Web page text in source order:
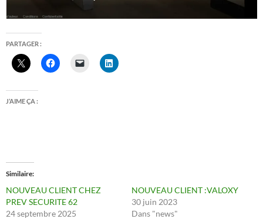
PARTAGER :
J’AIME ÇA :
Similaire
NOUVEAU CLIENT CHEZ
PREV SECURITE 62
24 septembre 2025
NOUVEAU CLIENT :VALOXY
30 juin 2023
Dans "news"